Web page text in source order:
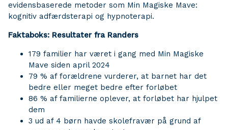
evidensbaserede metoder som Min Magiske Mave:
kognitiv adfærdsterapi og hypnoterapi.
Faktaboks: Resultater fra Randers
179 familier har været i gang med Min Magiske
Mave siden april 2024
79 % af forældrene vurderer, at barnet har det
bedre eller meget bedre efter forløbet
86 % af familierne oplever, at forløbet har hjulpet
dem
3 ud af 4 børn havde skolefravær på grund af